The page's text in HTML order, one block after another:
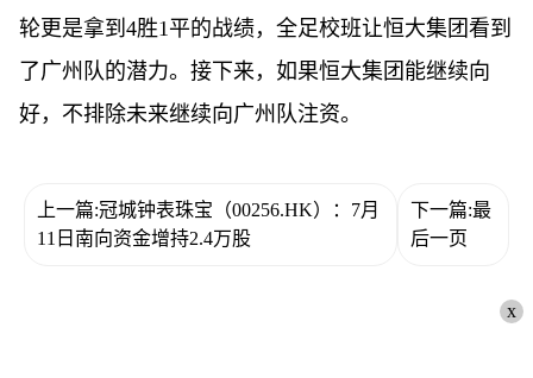
轮更是拿到4胜1平的战绩，全足校班让恒大集团看到
了广州队的潜力。接下来，如果恒大集团能继续向
好，不排除未来继续向广州队注资。
上一篇:冠城钟表珠宝（00256.HK）：7月
11日南向资金增持2.4万股
下一篇:最
后一页
x